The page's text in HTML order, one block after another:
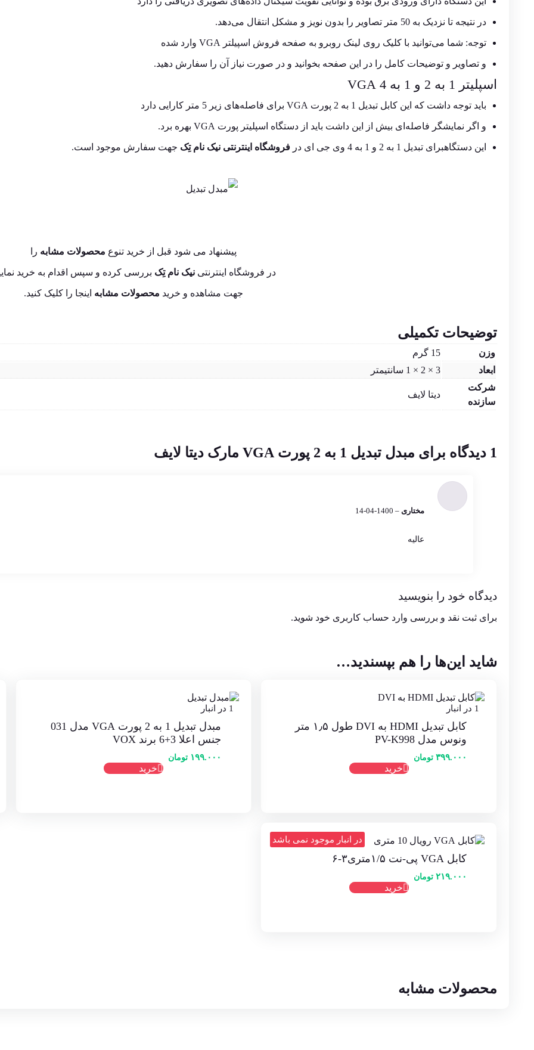
در نتیجه تا نزدیک به 50 متر تصاویر را بدون نویز و مشکل انتقال می‌دهد.
توجه: شما می‌توانید با کلیک روی لینک روبرو به صفحه فروش اسپیلتر VGA وارد شده
و تصاویر و توضیحات کامل را در این صفحه بخوانید و در صورت نیاز آن را سفارش دهید.
اسپلیتر 1 به 2 و 1 به 4 VGA
باید توجه داشت که این کابل تبدیل 1 به 2 پورت VGA برای فاصله‌های زیر 5 متر کارایی دارد
و اگر نمایشگر فاصله‌ای بیش از این داشت باید از دستگاه اسپلیتر پورت VGA بهره برد.
این دستگاهبرای تبدیل 1 به 2 و 1 به 4 وی جی ای در فروشگاه اینترنتی نیک نام تِک جهت سفارش موجود است.
پیشنهاد می شود قبل از خرید تنوع محصولات مشابه را
در فروشگاه اینترنتی نیک نام تِک بررسی کرده و سپس اقدام به خرید
جهت مشاهده و خرید محصولات مشابه اینجا را کلیک کنید.
توضیحات تکمیلی
وزن
15 گرم
ابعاد
3 × 2 × 1 سانتیمتر
شرکت
سازنده
دیتا لایف
1 دیدگاه برای مبدل تبدیل 1 به 2 پورت VGA مارک دیتا لایف
مختاری –
1400-04-14
عالیه
دیدگاه خود را بنویسید
برای ثبت نقد و بررسی وارد حساب کاربری خود شوید.
شاید این‌ها را هم بپسندید…
1 در انبار
کابل تبدیل HDMI به DVI طول ۱٫۵ متر
ونوس مدل PV-K998
۳۹۹.۰۰۰ تومان
خرید
1 در انبار
مبدل تبدیل 1 به 2 پورت VGA مدل 031
جنس اعلا 3+6 برند VOX
۱۹۹.۰۰۰ تومان
خرید
در انبار موجود نمی باشد
کابل VGA پی-نت ۱/۵متری۳-۶
۲۱۹.۰۰۰ تومان
خرید
محصولات مشابه